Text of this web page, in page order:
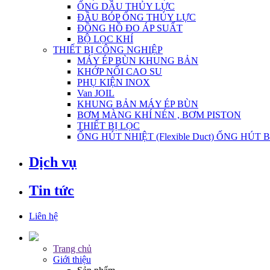
ỐNG DẦU THỦY LỰC
ĐẦU BÓP ỐNG THỦY LỰC
ĐỒNG HỒ ĐO ÁP SUẤT
BỘ LỌC KHÍ
THIẾT BỊ CÔNG NGHIỆP
MÁY ÉP BÙN KHUNG BẢN
KHỚP NỐI CAO SU
PHỤ KIỆN INOX
Van JOIL
KHUNG BẢN MÁY ÉP BÙN
BƠM MÀNG KHÍ NÉN , BƠM PISTON
THIẾT BỊ LỌC
ỐNG HÚT NHIỆT (Flexible Duct) ỐNG HÚT
Dịch vụ
Tin tức
Liên hệ
Trang chủ
Giới thiệu